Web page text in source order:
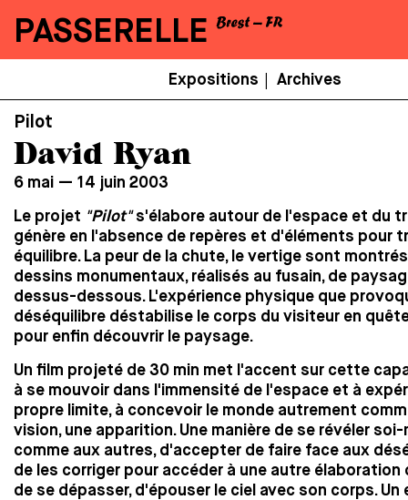
PASSERELLE
Secondaire
Expositions Archives
Pilot
David Ryan
6 mai — 14 juin 2003
Le projet "Pilot"s'élabore autour de l'espace et du
génère en l'absence de repères et d'éléments pour
équilibre. La peur de la chute, le vertige sont
dessins monumentaux, réalisés au fusain, de
dessus-dessous. L'expérience physique que
déséquilibre déstabilise le corps du visiteur en
pour enfin découvrir le paysage.
Un film projeté de 30 min met l'accent sur cette
à se mouvoir dans l'immensité de l'espace et à
propre limite, à concevoir le monde autrement
vision, une apparition. Une manière de se révéler soi-
comme aux autres, d'accepter de faire face aux
de les corriger pour accéder à une autre élaboration
de se dépasser, d'épouser le ciel avec son corps. Un